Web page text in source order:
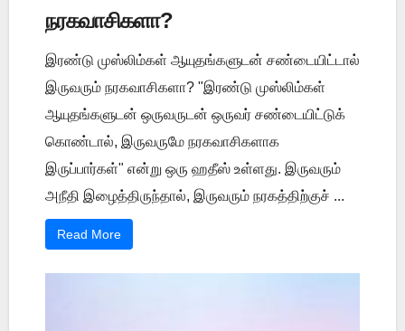
நரகவாசிகளா?
இரண்டு முஸ்லிம்கள் ஆயுதங்களுடன் சண்டையிட்டால்
இருவரும் நரகவாசிகளா? "இரண்டு முஸ்லிம்கள்
ஆயுதங்களுடன் ஒருவருடன் ஒருவர் சண்டையிட்டுக்
கொண்டால், இருவருமே நரகவாசிகளாக
இருப்பார்கள்" என்று ஒரு ஹதீஸ் உள்ளது. இருவரும்
அநீதி இழைத்திருந்தால், இருவரும் நரகத்திற்குச் ...
Read More